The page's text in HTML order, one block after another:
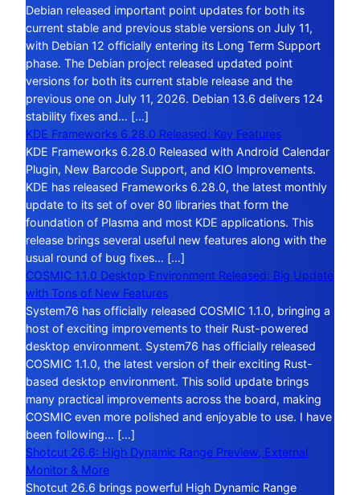
Debian released important point updates for both its
current stable and previous stable versions on July 11,
with Debian 12 officially entering its Long Term Support
phase. The Debian project released updated point
versions for both its current stable release and the
previous one on July 11, 2026. Debian 13.6 delivers 124
stability fixes and… […]
KDE Frameworks 6.28.0 Released: Key Features
KDE Frameworks 6.28.0 Released with Android Calendar
Plugin, New Barcode Support, and KIO Improvements.
KDE has released Frameworks 6.28.0, the latest monthly
update to its set of over 80 libraries that form the
foundation of Plasma and most KDE applications. This
release brings several useful new features along with the
usual round of bug fixes… […]
COSMIC 1.1.0 Desktop Environment Released: Big Update
with Tons of New Features
System76 has officially released COSMIC 1.1.0, bringing a
host of exciting improvements to their Rust-powered
desktop environment. System76 has officially released
COSMIC 1.1.0, the latest version of their exciting Rust-
based desktop environment. This solid update brings
many practical improvements across the board, making
COSMIC even more polished and enjoyable to use. I have
been following… […]
Shotcut 26.6: High Dynamic Range Preview, External
Monitor & More
Shotcut 26.6 brings powerful High Dynamic Range